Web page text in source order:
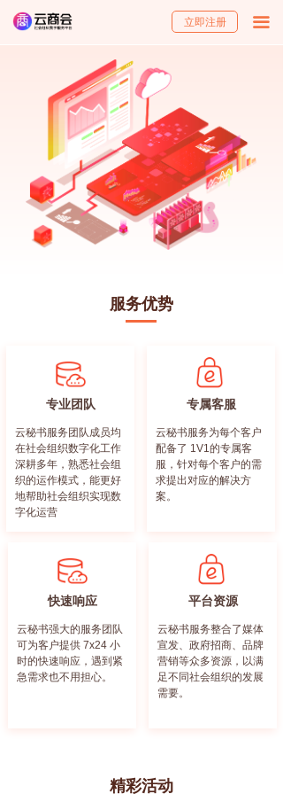
끀
立即注册
汇聚B端商务人脉
专业团队
云秘书服务团队成员均
在社会组织数字化工作
深耕多年，熟悉社会组
织的运作模式，能更好
地帮助社会组织实现数
字化运营
汇聚B端商务人脉
专属客服
云秘书服务为每个客户
配备了 1V1的专属客
服，针对每个客户的需
求提出对应的解决方
案。
汇聚B端商务人脉
快速响应
云秘书强大的服务团队
可为客户提供 7x24 小
时的快速响应，遇到紧
急需求也不用担心。
汇聚B端商务人脉
平台资源
云秘书服务整合了媒体
宣发、政府招商、品牌
营销等众多资源，以满
足不同社会组织的发展
需要。
服务优势
精彩活动